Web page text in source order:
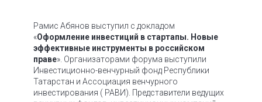
Рамис Абянов выступил с докладом
«Оформление инвестиций в стартапы. Новые
эффективные инструменты в российском
праве». Организаторами форума выступили
Инвестиционно-венчурный фонд Республики
Татарстан и Ассоциация венчурного
инвестирования ( РАВИ). Представители ведущих